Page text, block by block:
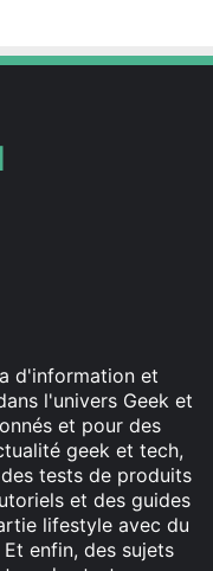
d'information et
l'univers Geek et
et pour des
geek et tech,
tests de produits
et des guides
lifestyle avec du
enfin, des sujets